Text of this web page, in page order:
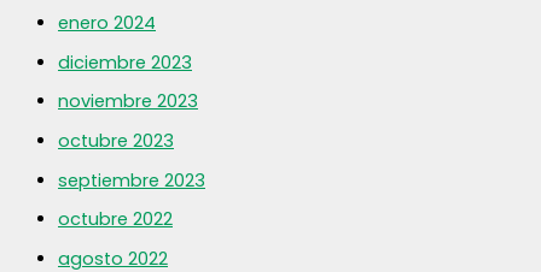
enero 2024
diciembre 2023
noviembre 2023
octubre 2023
septiembre 2023
octubre 2022
agosto 2022